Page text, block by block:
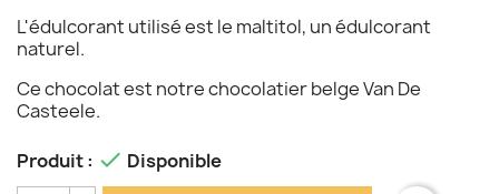
L'édulcorant utilisé est le maltitol, un édulcorant
naturel.
Ce chocolat est notre chocolatier belge Van De
Casteele.
Produit :  Disponible